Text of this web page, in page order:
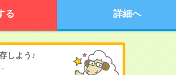
る 詳細へ
しよう♪